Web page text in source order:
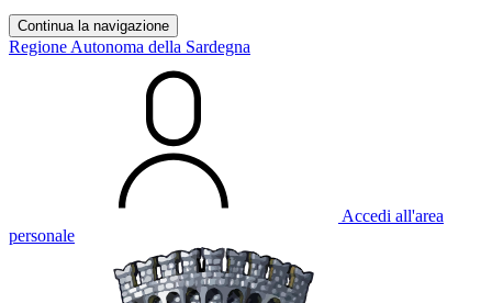
Continua la navigazione
Regione Autonoma della Sardegna
Accedi all'area
personale